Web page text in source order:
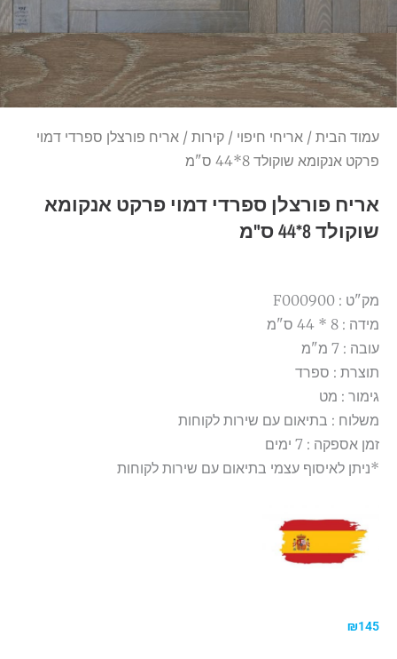
עמוד הבית / אריחי חיפוי / קירות / אריח פורצלן ספרדי דמוי
פרקט אנקומא שוקולד 8*44 ס"מ
אריח פורצלן ספרדי דמוי פרקט אנקומא
שוקולד 8*44 ס"מ
מק"ט : F000900
מידה : 8 * 44 ס"מ
עובה : 7 מ"מ
תוצרת : ספרד
גימור : מט
משלוח : בתיאום עם שירות לקוחות
זמן אספקה : 7 ימים
*ניתן לאיסוף עצמי בתיאום עם שירות לקוחות
₪145